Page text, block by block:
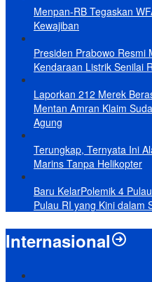
Menpan-RB Tegaskan
Kewajiban
Presiden Prabowo Resmi
Kendaraan Listrik Senilai
Laporkan 212 Merek
Mentan Amran Klaim
Agung
Terungkap, Ternyata Ini
Marins Tanpa Helikopter
Baru KelarPolemik 4
Pulau RI yang Kini dalam
Internasional